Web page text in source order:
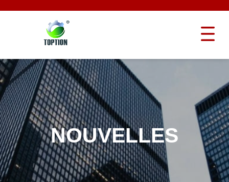
NOUVELLES